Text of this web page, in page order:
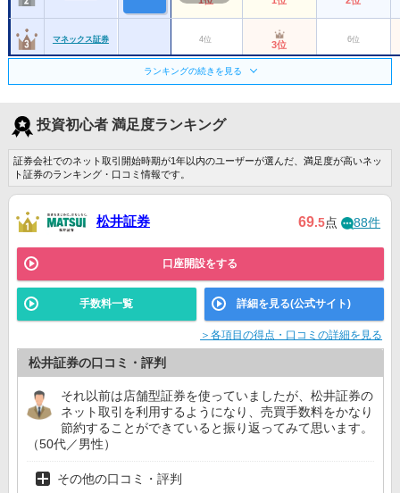
マネックス証券 4位 3位 6位
SBI証券 公式サイト 2位 2位 1位
三菱ＵＦＪｅス
マート証券
（旧：auカブコ
公式サイト 6位
ＳＭＢＣ日興証
券
野村證券 ー
ランキングの続きを見る
投資初心者 満足度ランキング
証券会社でのネット取引開始時期が1年以内のユーザーが選んだ、満足度が高いネッ
ト証券のランキング・口コミ情報です。
松井証券 69.5点 88件
口座開設をする
手数料一覧 詳細を見る(公式サイト)
＞各項目の得点・口コミの詳細を見る
松井証券の口コミ・評判
それ以前は店舗型証券を使っていましたが、松井証券の
ネット取引を利用するようになり、売買手数料をかなり
節約することができていると振り返ってみて思います。
（50代／男性）
その他の口コミ・評判